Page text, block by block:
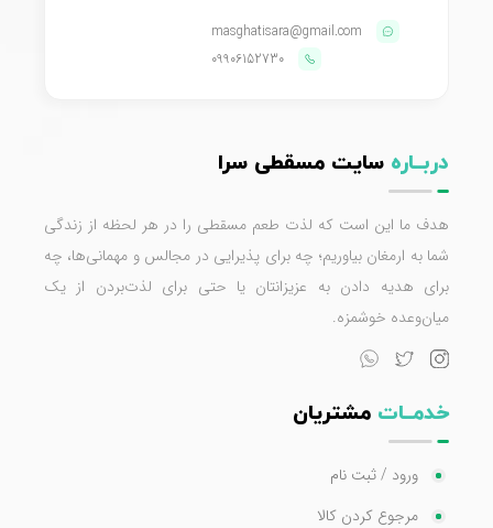
masghatisara@gmail.com
09906152730
دربــاره سایت مسقطی سرا
هدف ما این است که لذت طعم مسقطی را در هر لحظه از زندگی
شما به ارمغان بیاوریم؛ چه برای پذیرایی در مجالس و مهمانی‌ها، چه
برای هدیه دادن به عزیزانتان یا حتی برای لذت‌بردن از یک
میان‌وعده خوشمزه.
خدمــات مشتریان
ورود / ثبت نام
مرجوع کردن کالا